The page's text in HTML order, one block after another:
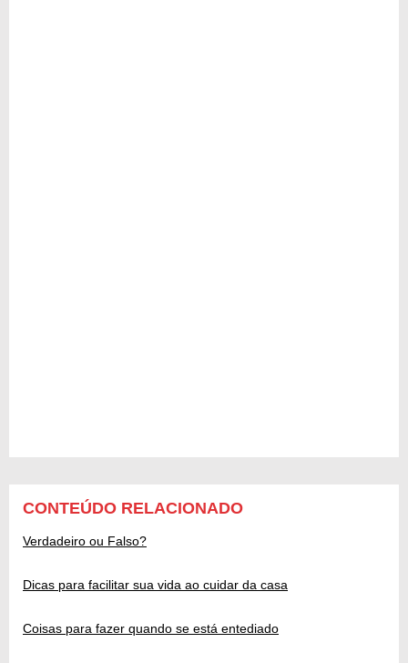
CONTEÚDO RELACIONADO
Verdadeiro ou Falso?
Dicas para facilitar sua vida ao cuidar da casa
Coisas para fazer quando se está entediado